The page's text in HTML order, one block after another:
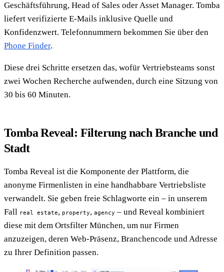
Geschäftsführung, Head of Sales oder Asset Manager. Tomba
liefert verifizierte E-Mails inklusive Quelle und
Konfidenzwert. Telefonnummern bekommen Sie über den
Phone Finder.
Diese drei Schritte ersetzen das, wofür Vertriebsteams sonst
zwei Wochen Recherche aufwenden, durch eine Sitzung von
30 bis 60 Minuten.
Tomba Reveal: Filterung nach Branche und
Stadt
Tomba Reveal ist die Komponente der Plattform, die
anonyme Firmenlisten in eine handhabbare Vertriebsliste
verwandelt. Sie geben freie Schlagworte ein – in unserem
Fall real estate, property, agency – und Reveal kombiniert
diese mit dem Ortsfilter München, um nur Firmen
anzuzeigen, deren Web-Präsenz, Branchencode und Adresse
zu Ihrer Definition passen.